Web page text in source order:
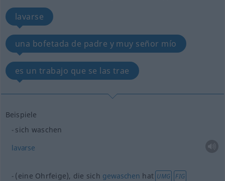
lavarse
una bofetada de padre y muy señor mío
es un trabajo que se las trae
Beispiele
sich waschen
lavarse
(eine Ohrfeige), die sich gewaschen hat UMG FIG